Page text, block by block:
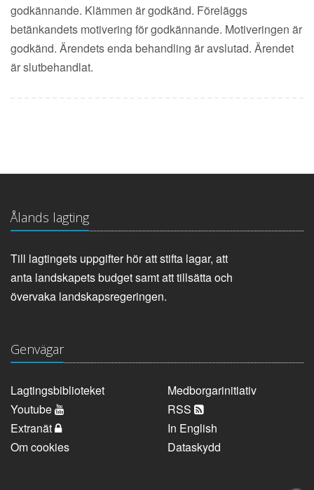
godkännande. Klämmen är godkänd. Föreläggs
betänkandets motivering för godkännande. Motiveringen är
godkänd. Ärendets enda behandling är avslutad. Ärendet
är slutbehandlat.
Ålands lagting
Till lagtingets uppgifter hör att stifta lagar, att
anta landskapets budget samt att tillsätta och
övervaka landskapsregeringen.
Genvägar
Lagtingsbiblioteket
Medborgarinitiativ
Youtube
RSS
Extranät
In English
Om cookies
Dataskydd